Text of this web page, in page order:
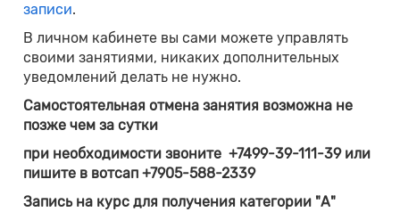
записи.
В личном кабинете вы сами можете управлять
своими занятиями, никаких дополнительных
уведомлений делать не нужно.
Самостоятельная отмена занятия возможна не
позже чем за сутки
при необходимости звоните +7499-39-111-39 или
пишите в вотсап +7905-588-2339
Запись на курс для получения категории "А"